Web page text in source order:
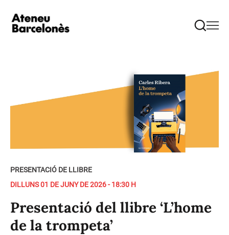
PRESENTACIÓ DE LLIBRE
DILLUNS 01 DE JUNY DE 2026 - 18:30 H
Presentació del llibre ‘L’home
de la trompeta’